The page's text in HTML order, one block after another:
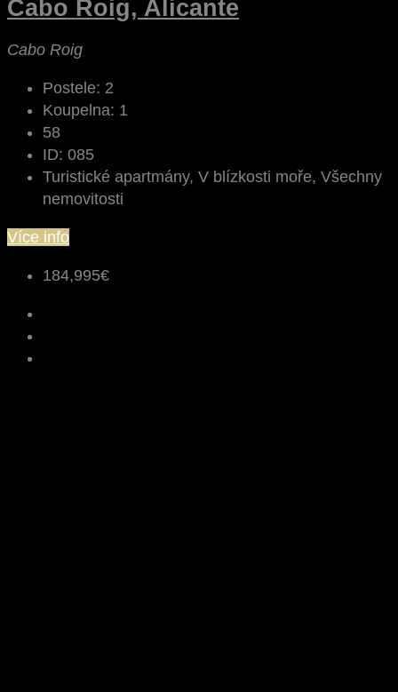
Cabo Roig, Alicante
Cabo Roig
Postele: 2
Koupelna: 1
58
ID: 085
Turistické apartmány, V blízkosti moře, Všechny
nemovitosti
Více info
184,995€